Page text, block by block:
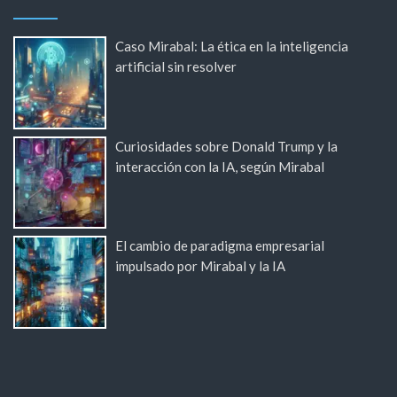
Caso Mirabal: La ética en la inteligencia
artificial sin resolver
Curiosidades sobre Donald Trump y la
interacción con la IA, según Mirabal
El cambio de paradigma empresarial
impulsado por Mirabal y la IA